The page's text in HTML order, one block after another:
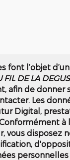
font l’objet
FIL DE LA
afin de donner
Les
Digital,
Conformément à
vous disposez
personnelles